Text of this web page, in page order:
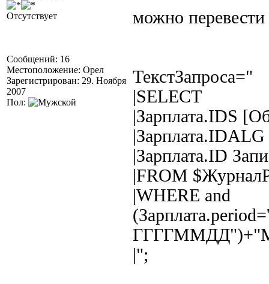
Отсутствует
Сообщений: 16
Местоположение: Орел
Зарегистрирован: 29. Ноября
2007
Пол:
можно
ТекстЗапроса="
|SELECT
|Зарплата.IDS
|Зарплата.ID
|FROM
|WHERE and
|";